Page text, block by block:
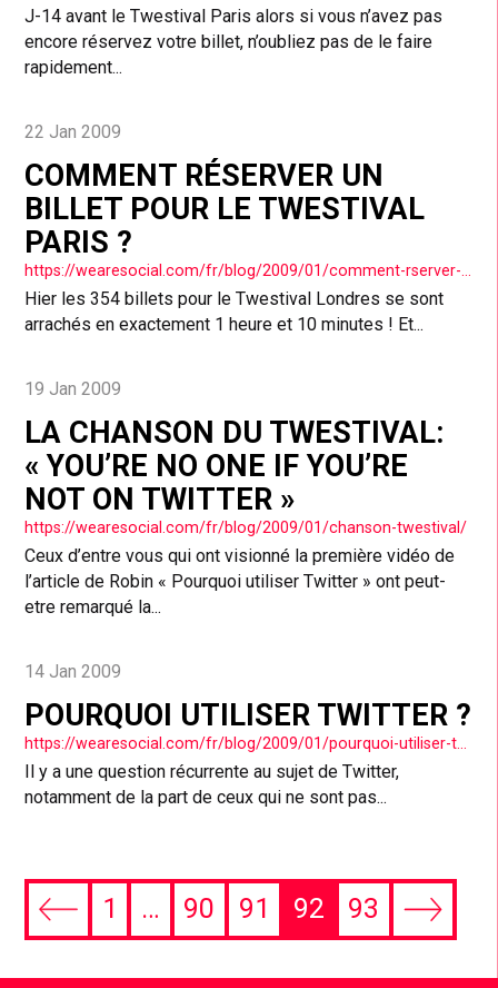
J-14 avant le Twestival Paris alors si vous n’avez pas
encore réservez votre billet, n’oubliez pas de le faire
rapidement...
22 Jan 2009
COMMENT RÉSERVER UN
BILLET POUR LE TWESTIVAL
PARIS ?
https://wearesocial.com/fr/blog/2009/01/comment-rserver-son-ticket-pour-le-twestival-paris/
Hier les 354 billets pour le Twestival Londres se sont
arrachés en exactement 1 heure et 10 minutes ! Et...
19 Jan 2009
LA CHANSON DU TWESTIVAL:
« YOU’RE NO ONE IF YOU’RE
NOT ON TWITTER »
https://wearesocial.com/fr/blog/2009/01/chanson-twestival/
Ceux d’entre vous qui ont visionné la première vidéo de
l’article de Robin « Pourquoi utiliser Twitter » ont peut-
etre remarqué la...
14 Jan 2009
POURQUOI UTILISER TWITTER ?
https://wearesocial.com/fr/blog/2009/01/pourquoi-utiliser-twitter/
Il y a une question récurrente au sujet de Twitter,
notamment de la part de ceux qui ne sont pas...
Previous
1 … 90 91 92 93
Next